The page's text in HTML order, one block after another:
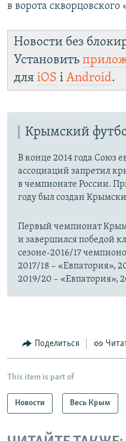
в ворота скворцовского
Новости без
Установить
для iOS і Android.
Крымский
В конце 2014 года Союз
ассоциаций запретил
в чемпионате России.
году был создан
Первый чемпионат
и завершился победой
сезоне-2016/17
2017/18 – «Евпатория»,
2019/20 – «Евпатория»,
Поделиться
This item is part of
Новости Весь Крым